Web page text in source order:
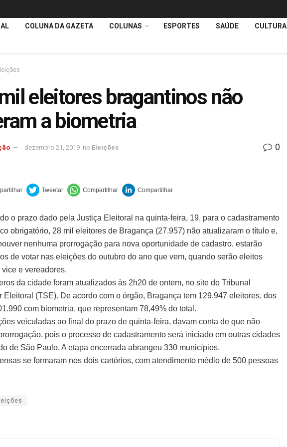
COLUNA DA GAZETA COLUNAS ESPORTES SAÚDE CULTURA
eleitores bragantinos não
a biometria
dezembro 21, 2019 no Eleições 0
o prazo dado pela Justiça Eleitoral na quinta-feira, 19, para o cadastramento
obrigatório, 28 mil eleitores de Bragança (27.957) não atualizaram o título e,
nenhuma prorrogação para nova oportunidade de cadastro, estarão
de votar nas eleições do outubro do ano que vem, quando serão eleitos
vice e vereadores.
da cidade foram atualizados às 2h20 de ontem, no site do Tribunal
Eleitoral (TSE). De acordo com o órgão, Bragança tem 129.947 eleitores, dos
com biometria, que representam 78,49% do total.
veiculadas ao final do prazo de quinta-feira, davam conta de que não
pois o processo de cadastramento será iniciado em outras cidades
de São Paulo. A etapa encerrada abrangeu 330 municípios.
se formaram nos dois cartórios, com atendimento médio de 500 pessoas